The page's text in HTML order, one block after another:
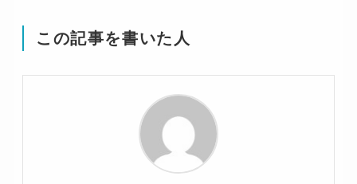
この記事を書いた人